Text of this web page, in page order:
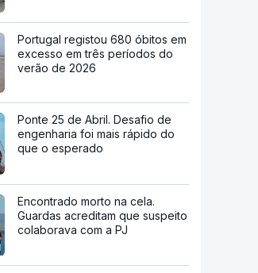
Portugal registou 680 óbitos em
excesso em três períodos do
verão de 2026
Ponte 25 de Abril. Desafio de
engenharia foi mais rápido do
que o esperado
Encontrado morto na cela.
Guardas acreditam que suspeito
colaborava com a PJ